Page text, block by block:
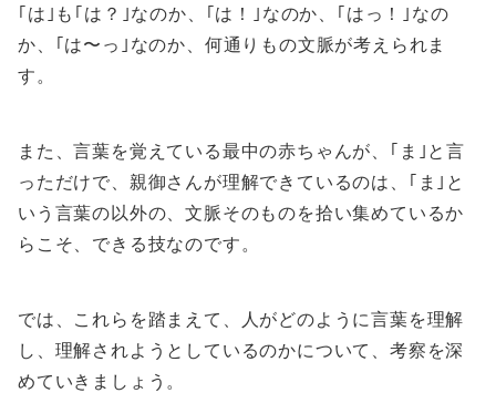
｢は｣も｢は？｣なのか、｢は！｣なのか、｢はっ！｣なの
か、｢は〜っ｣なのか、何通りもの文脈が考えられま
す。
また、言葉を覚えている最中の赤ちゃんが、｢ま｣と言
っただけで、親御さんが理解できているのは、｢ま｣と
いう言葉の以外の、文脈そのものを拾い集めているか
らこそ、できる技なのです。
では、これらを踏まえて、人がどのように言葉を理解
し、理解されようとしているのかについて、考察を深
めていきましょう。